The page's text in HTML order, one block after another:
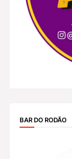
BAR DO RODÃO